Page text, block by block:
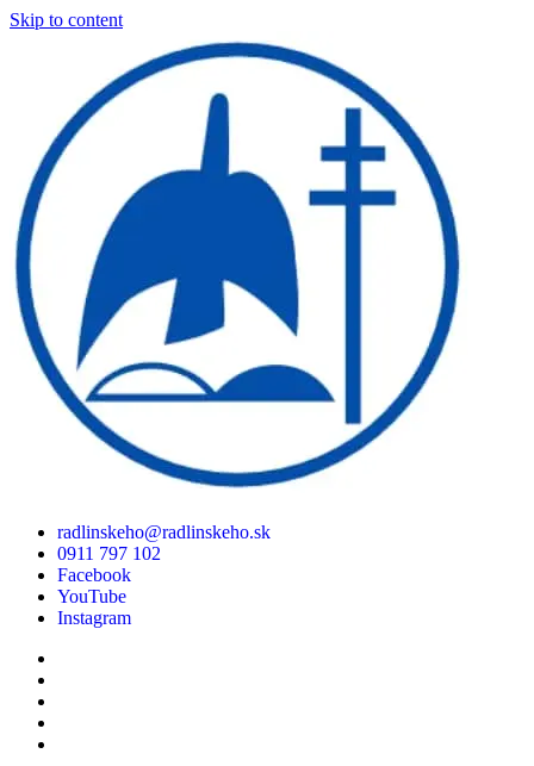
Skip to content
radlinskeho@radlinskeho.sk
0911 797 102
Facebook
YouTube
Instagram